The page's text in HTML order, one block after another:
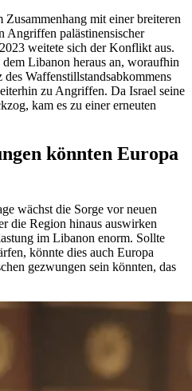
mit einer breiteren
Angriffen palästinensischer
weitete sich der Konflikt aus.
Libanon heraus an, woraufhin
Waffenstillstandsabkommens
zu Angriffen. Da Israel seine
kam es zu einer erneuten
könnten Europa
wächst die Sorge vor neuen
die Region hinaus auswirken
im Libanon enorm. Sollte
könnte dies auch Europa
gezwungen sein könnten, das